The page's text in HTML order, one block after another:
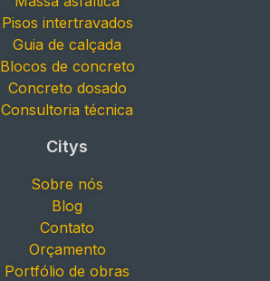
Pisos intertravados
Guia de calçada
Blocos de concreto
Concreto dosado
Consultoria técnica
Citys
Sobre nós
Blog
Contato
Orçamento
Portfólio de obras